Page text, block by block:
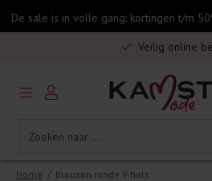
De sale is in volle gang: kortingen t/m
Gratis verzending in
Veilig online
5% spaarbonus op
Gratis verzending in
Home / Blouson ronde V-hals